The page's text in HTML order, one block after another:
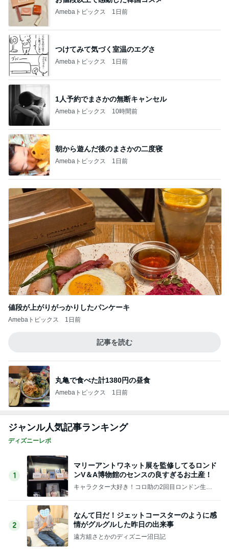
Amebaトピックス 1日前
つけてみて気づく室温のエグさ
Amebaトピックス 1日前
1人予約でまさかの無断キャンセル
Amebaトピックス 10時間前
朝から遊んだ後のまさかの二度寝
Amebaトピックス 1日前
値段が上がりがっかりしたパンケーキ
Amebaトピックス 1日前
記事を読む
丸亀で食べた計1380円の昼食
Amebaトピックス 1日前
ジャンル人気記事ランキング
ディズニーレポ
1
マリーアントワネット展を監修してるロンド
ンV＆A博物館のセンスの良すぎるお土産！
キャラクター大好き！コロ助の2回目ロンドン生活
2
なんて日だ！ジェットコースターのように感
情がグルグルした昨日の出来事
遠方組さとかのディズニー沼日記